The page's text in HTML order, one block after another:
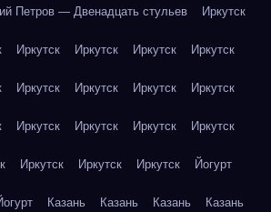
Петров — Двенадцать стульев Иркутск
Иркутск Иркутск Иркутск Иркутск
Иркутск Иркутск Иркутск Иркутск
Иркутск Иркутск Иркутск Иркутск
Иркутск Иркутск Иркутск Йогурт
Казань Казань Казань Казань